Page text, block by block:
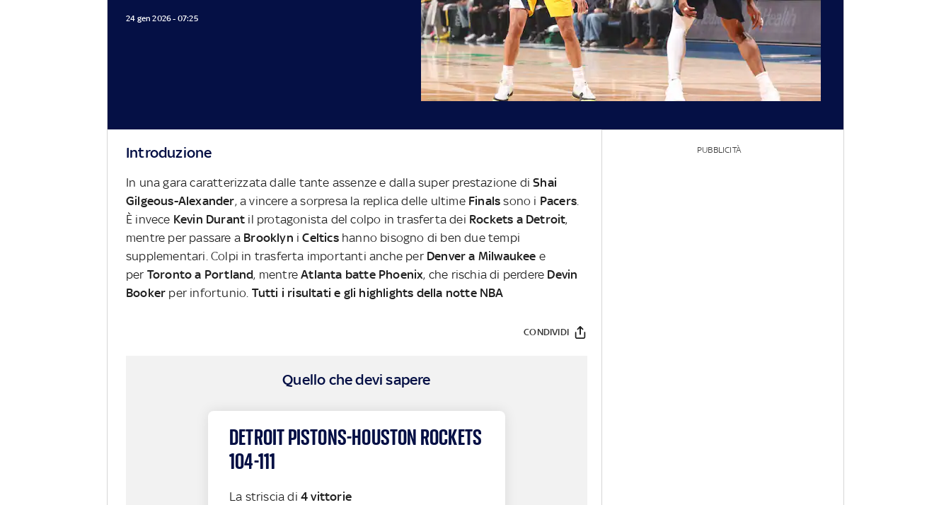
24 gen 2026 - 07:25
Introduzione
In una gara caratterizzata dalle tante assenze e dalla super prestazione diShai
Gilgeous-Alexander, a vincere a sorpresa la replica delle ultime Finalssono i Pacers.
È invece Kevin Durant il protagonista del colpo in trasferta dei Rockets a Detroit,
mentre per passare a Brooklyn iCelticshanno bisogno di ben due tempi
supplementari. Colpi in trasferta importanti anche per Denver a Milwaukee e
per Toronto a Portland, mentreAtlanta batte Phoenix, che rischia di perdere Devin
Booker per infortunio. Tutti i risultati e gli highlights della notte NBA
CONDIVIDI
Quello che devi sapere
DETROIT PISTONS-HOUSTON ROCKETS
104-111
La striscia di 4 vittorie
PUBBLICITÀ